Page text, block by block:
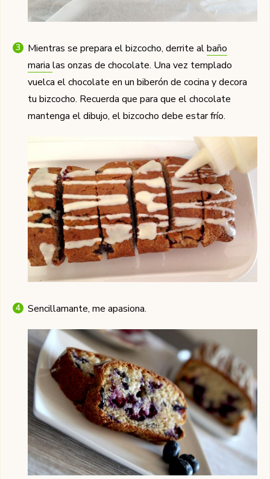
Mientras se prepara el bizcocho, derrite albaño
maria las onzas de chocolate. Una vez templado
vuelca el chocolate en un biberón de cocina y decora
tu bizcocho. Recuerda que para que el chocolate
mantenga el dibujo, el bizcocho debe estar frío.
Sencillamante, me apasiona.